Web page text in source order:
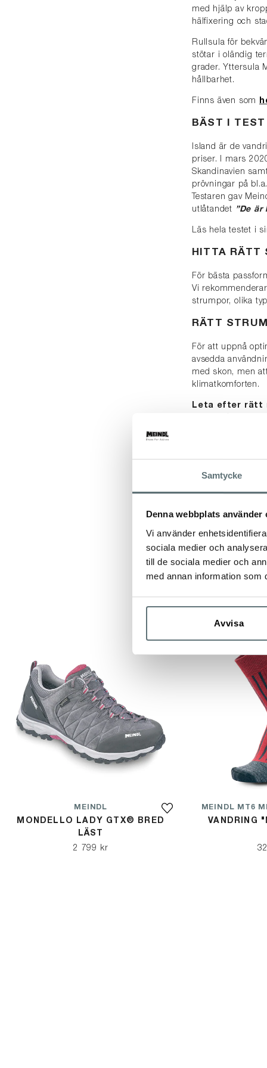
Samtycke
Denna webbplats använder
Vi använder
sociala medier och
till de sociala medier och
med annan information som
Avvisa
med hjälp av
hälfixering och
Rullsula för
stötar i oländig
grader. Yttersula
hållbarhet.
Finns även som
BÄST I TEST
Island är de
priser. I mars
Skandinavien
prövningar på
Testaren gav
utlåtandet ”De
Läs hela testet i
HITTA RÄTT
För bästa
Vi
strumpor, olika
RÄTT
För att uppnå
avsedda
med skon, men
klimatkomforten.
Leta efter rätt
Alla Meindls
För rätt skovård,
MEINDL
MONDELLO LADY GTX® BRED
LÄST
2 799 kr
VANDRING